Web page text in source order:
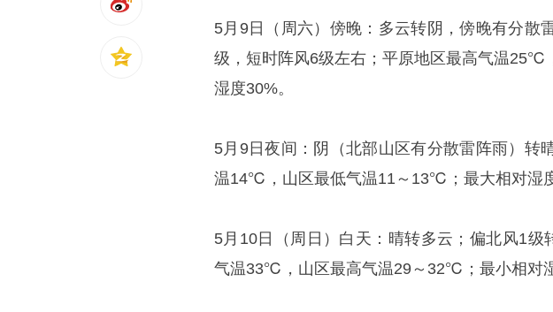
5月9日（周六）傍晚：多云转阴，傍晚有分散
级，短时阵风6级左右；平原地区最高气温
湿度30%。
5月9日夜间：阴（北部山区有分散雷阵雨）转
温14℃，山区最低气温11～13℃；最大相对湿度
5月10日（周日）白天：晴转多云；偏北风1
气温33℃，山区最高气温29～32℃；最小相对湿